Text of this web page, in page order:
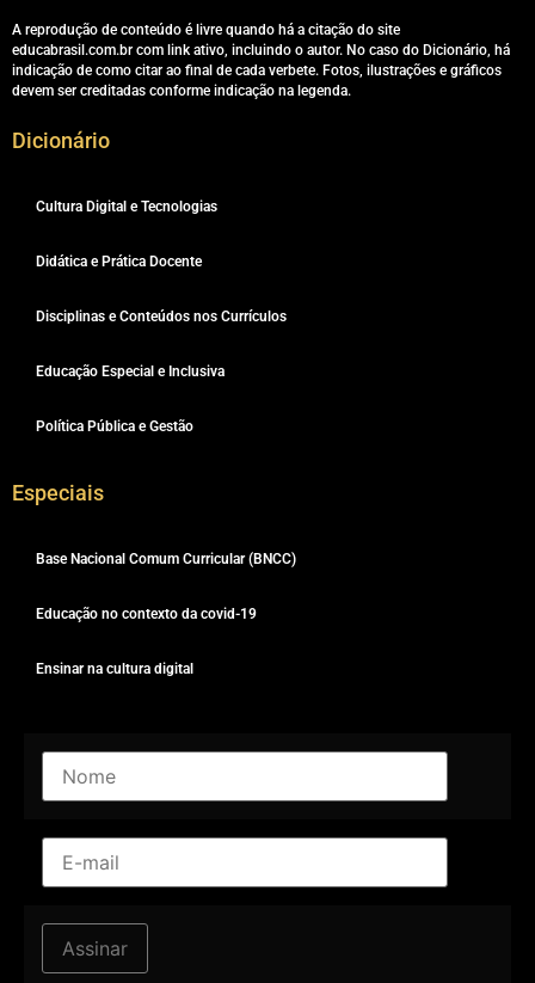
A reprodução de conteúdo é livre quando há a citação do site
educabrasil.com.br com link ativo, incluindo o autor. No caso do Dicionário, há
indicação de como citar ao final de cada verbete. Fotos, ilustrações e gráficos
devem ser creditadas conforme indicação na legenda.
Dicionário
Cultura Digital e Tecnologias
Didática e Prática Docente
Disciplinas e Conteúdos nos Currículos
Educação Especial e Inclusiva
Política Pública e Gestão
Especiais
Base Nacional Comum Curricular (BNCC)
Educação no contexto da covid-19
Ensinar na cultura digital